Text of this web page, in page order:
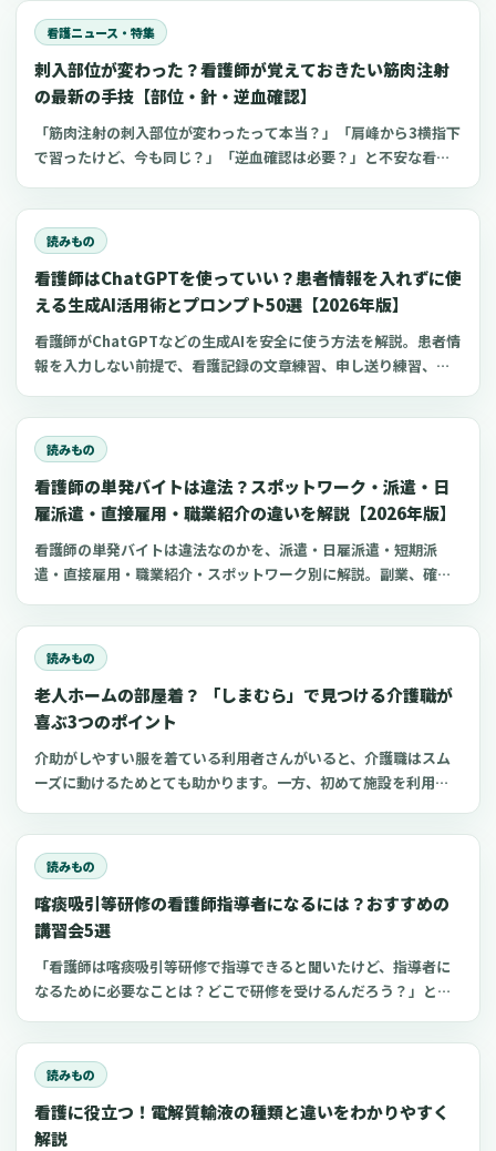
看護ニュース・特集
刺入部位が変わった？看護師が覚えておきたい筋肉注射
の最新の手技【部位・針・逆血確認】
「筋肉注射の刺入部位が変わったって本当？」「肩峰から3横指下
で習ったけど、今も同じ？」「逆血確認は必要？」と不安な看護
び方、針のゲージと長さ、皮下注射との違い、神経損傷やSIRVA
を避けるポイント、ワクチン接種時の手順までわかりやすく解説
します。
読みもの
看護師はChatGPTを使っていい？患者情報を入れずに使
える生成AI活用術とプロンプト50選【2026年版】
看護師がChatGPTなどの生成AIを安全に使う方法を解説。患者情
報を入力しない前提で、看護記録の文章練習、申し送り練習、復
読みもの
看護師の単発バイトは違法？スポットワーク・派遣・日
雇派遣・直接雇用・職業紹介の違いを解説【2026年版】
看護師の単発バイトは違法なのかを、派遣・日雇派遣・短期派
遣・直接雇用・職業紹介・スポットワーク別に解説。副業、確定
点も整理します。
読みもの
老人ホームの部屋着？ 「しまむら」で見つける介護職が
喜ぶ3つのポイント
介助がしやすい服を着ている利用者さんがいると、介護職はスム
ーズに動けるためとても助かります。一方、初めて施設を利用す
道府県に約1,400店舗ある「しまむら」で手に入れられるアイテ
ムを中心に、老人ホームに入所した利用者さんと介護職にとって
快適な部屋着のポイントをご紹介します。
読みもの
喀痰吸引等研修の看護師指導者になるには？おすすめの
講習会5選
「看護師は喀痰吸引等研修で指導できると聞いたけど、指導者に
なるために必要なことは？どこで研修を受けるんだろう？」と思
護師としてのスキルアップにつながり病院や介護施設の仕事に生
かせるかもしれません 。今回は、喀痰吸引等研修の指導教員にな
る条件やおすすめの講習会についてご紹介します。
読みもの
看護に役立つ！電解質輸液の種類と違いをわかりやすく
解説